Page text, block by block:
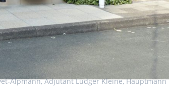
Alpmann, Adjutant Ludger Kleine, Hauptmann